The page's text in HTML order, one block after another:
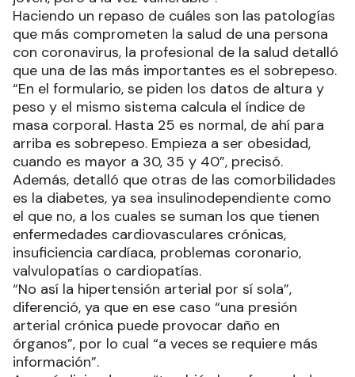
Haciendo un repaso de cuáles son las patologías
que más comprometen la salud de una persona
con coronavirus, la profesional de la salud detalló
que una de las más importantes es el sobrepeso.
“En el formulario, se piden los datos de altura y
peso y el mismo sistema calcula el índice de
masa corporal. Hasta 25 es normal, de ahí para
arriba es sobrepeso. Empieza a ser obesidad,
cuando es mayor a 30, 35 y 40”, precisó.
Además, detalló que otras de las comorbilidades
es la diabetes, ya sea insulinodependiente como
el que no, a los cuales se suman los que tienen
enfermedades cardiovasculares crónicas,
insuficiencia cardíaca, problemas coronario,
valvulopatías o cardiopatías.
“No así la hipertensión arterial por sí sola”,
diferenció, ya que en ese caso “una presión
arterial crónica puede provocar daño en
órganos”, por lo cual “a veces se requiere más
información”.